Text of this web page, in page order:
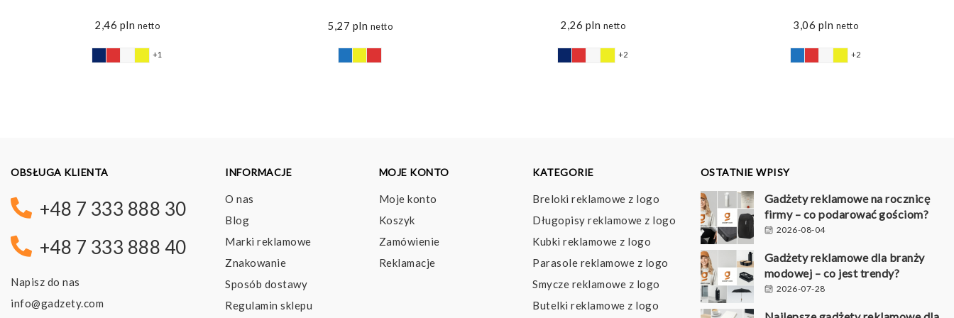
2,46 pln netto
+1
5,27 pln netto 2,26 pln netto
+2
3,06 pln netto
+2
OBSŁUGA KLIENTA
+48 7 333 888 30
+48 7 333 888 40
Napisz do nas
info@gadzety.com
INFORMACJE
O nas
Blog
Marki reklamowe
Znakowanie
Sposób dostawy
Regulamin sklepu
MOJE KONTO
Moje konto
Koszyk
Zamówienie
Reklamacje
KATEGORIE
Breloki reklamowe z logo
Długopisy reklamowe z logo
Kubki reklamowe z logo
Parasole reklamowe z logo
Smycze reklamowe z logo
Butelki reklamowe z logo
OSTATNIE WPISY
Gadżety reklamowe na rocznicę
firmy – co podarować gościom?
2026-08-04
Gadżety reklamowe dla branży
modowej – co jest trendy?
2026-07-28